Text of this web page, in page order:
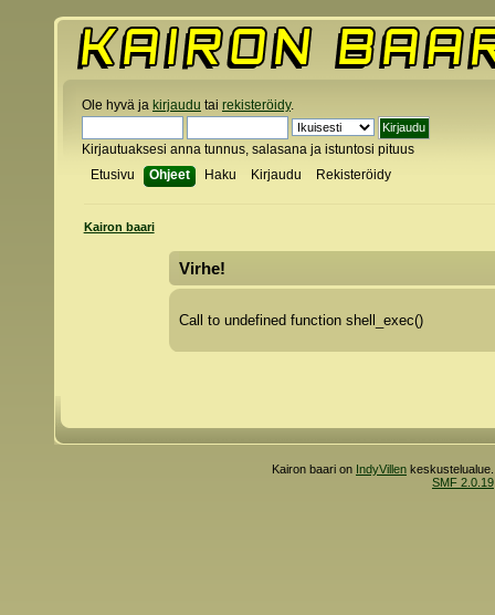
Ole hyvä ja kirjaudu tai rekisteröidy.
Kirjautuaksesi anna tunnus, salasana ja istuntosi pituus
Etusivu
Ohjeet Haku Kirjaudu Rekisteröidy
Kairon baari
Virhe!
Call to undefined function shell_exec()
Kairon baari on IndyVillen
SMF 2.0.19